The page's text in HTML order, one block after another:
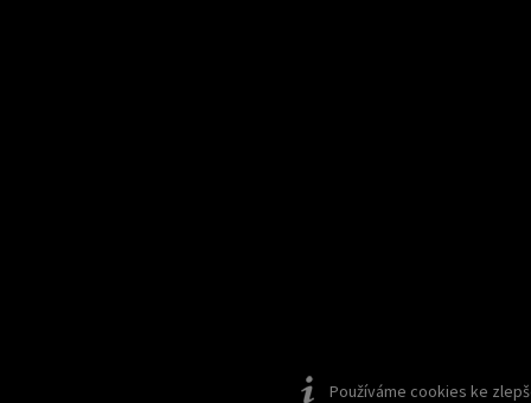
Používáme cookies ke